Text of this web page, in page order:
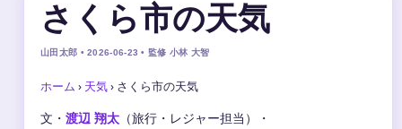
さくら市の天気
山田太郎 • 2026-06-23 • 監修 小林 大智
ホーム › 天気› さくら市の天気
文・ 渡辺 翔太 （旅行・レジャー担当）
・